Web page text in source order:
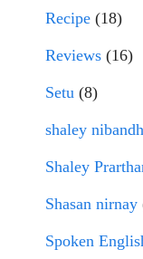
Recipe (18)
Reviews (16)
Setu (8)
shaley nibandh
Shaley
Shasan nirnay
Spoken